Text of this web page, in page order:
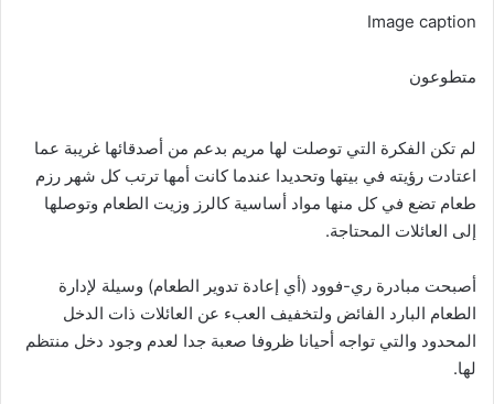
Image caption
متطوعون
لم تكن الفكرة التي توصلت لها مريم بدعم من أصدقائها غريبة عما
اعتادت رؤيته في بيتها وتحديدا عندما كانت أمها ترتب كل شهر رزم
طعام تضع في كل منها مواد أساسية كالرز وزيت الطعام وتوصلها
إلى العائلات المحتاجة.
أصبحت مبادرة ري-فوود (أي إعادة تدوير الطعام) وسيلة لإدارة
الطعام البارد الفائض ولتخفيف العبء عن العائلات ذات الدخل
المحدود والتي تواجه أحيانا ظروفا صعبة جدا لعدم وجود دخل منتظم
لها.